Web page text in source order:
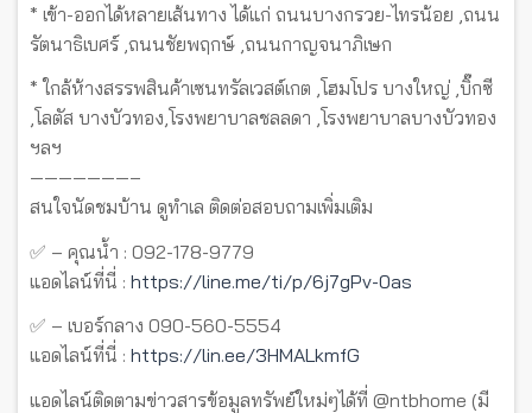
* เข้า-ออกได้หลายเส้นทาง ได้แก่ ถนนบางกรวย-ไทรน้อย ,ถนน
รัตนาธิเบศร์ ,ถนนชัยพฤกษ์ ,ถนนกาญจนาภิเษก
* ใกล้ห้างสรรพสินค้าเซนทรัลเวสต์เกต ,โฮมโปร บางใหญ่ ,บิ๊กซี
,โลตัส บางบัวทอง,โรงพยาบาลชลลดา ,โรงพยาบาลบางบัวทอง
ฯลฯ
———————–
สนใจนัดชมบ้าน ดูทำเล ติดต่อสอบถามเพิ่มเติม
✅ – คุณน้ำ : 092-178-9779
แอดไลน์ที่นี่ : https://line.me/ti/p/6j7gPv-0as
✅ – เบอร์กลาง 090-560-5554
แอดไลน์ที่นี่ : https://lin.ee/3HMALkmfG
แอดไลน์ติดตามข่าวสารข้อมูลทรัพย์ใหม่ๆได้ที่ @ntbhome (มี